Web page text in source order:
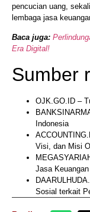
pencucian uang,
lembaga jasa
Baca juga:
Era Digital!
Sumber
OJK.GO.ID –
Indonesia
Visi, dan Misi
Jasa Keuangan
Sosial terkait